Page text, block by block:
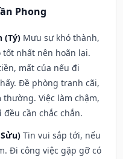
Phong
(Tý) Mưu sự khó thành,
tốt nhất nên hoãn lại.
mất của nếu đi
Đề phòng tranh cãi,
Việc làm chậm,
cần chắc chắn.
Tin vui sắp tới, nếu
Đi công việc gặp gỡ có